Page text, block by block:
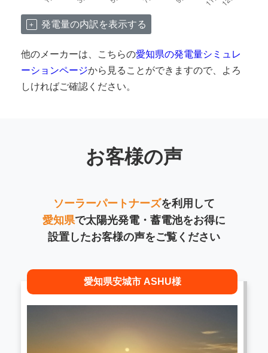
発電量の内訳を表示する
他のメーカーは、こちらの愛知県の発電量シミュレ
ーションページから見ることができますので、よろ
しければご確認ください。
お客様の声
ソーラーパートナーズを利用して
愛知県で太陽光発電・蓄電池をお得に
設置したお客様の声をご覧ください
愛知県安城市 ASHU様